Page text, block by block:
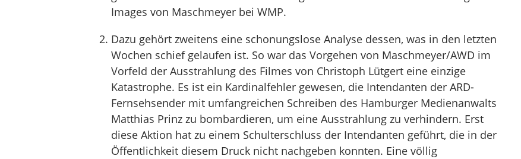
Images von Maschmeyer bei WMP.
Dazu gehört zweitens eine schonungslose Analyse dessen, was in den letzten
Wochen schief gelaufen ist. So war das Vorgehen von Maschmeyer/AWD im
Vorfeld der Ausstrahlung des Filmes von Christoph Lütgert eine einzige
Katastrophe. Es ist ein Kardinalfehler gewesen, die Intendanten der ARD-
Fernsehsender mit umfangreichen Schreiben des Hamburger Medienanwalts
Matthias Prinz zu bombardieren, um eine Ausstrahlung zu verhindern. Erst
diese Aktion hat zu einem Schulterschluss der Intendanten geführt, die in der
Öffentlichkeit diesem Druck nicht nachgeben konnten. Eine völlig